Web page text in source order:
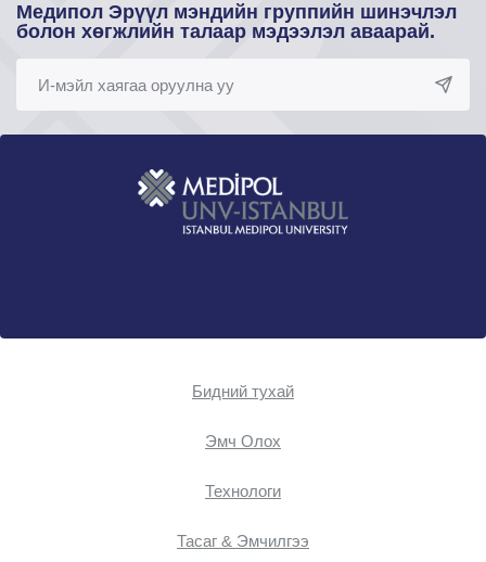
Медипол Эрүүл мэндийн группийн шинэчлэл
болон хөгжлийн талаар мэдээлэл аваарай.
Бидний тухай
Эмч Oлох
Технологи
Тасаг & Эмчилгээ